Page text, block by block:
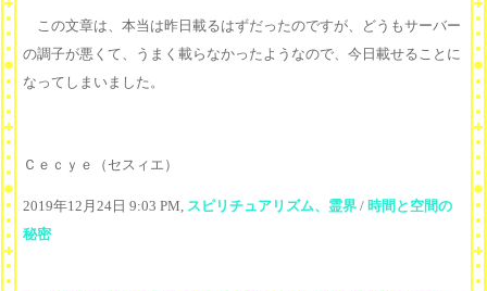
この文章は、本当は昨日載るはずだったのですが、どうもサーバー
の調子が悪くて、うまく載らなかったようなので、今日載せることに
なってしまいました。
Ｃｅｃｙｅ（セスィエ）
2019年12月24日 9:03 PM, スピリチュアリズム、霊界 / 時間と空間の
秘密